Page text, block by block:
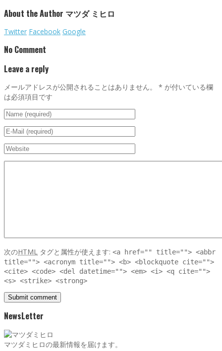
About the Author マツダ ミヒロ
Twitter Facebook Google
No Comment
Leave a reply
メールアドレスが公開されることはありません。 * が付いている欄
は必須項目です
次のHTML タグと属性が使えます: <a href="" title=""> <abbr
title=""> <acronym title=""> <b> <blockquote cite="">
<cite> <code> <del datetime=""> <em> <i> <q cite="">
<s> <strike> <strong>
NewsLetter
マツダミヒロの最新情報を届けます。